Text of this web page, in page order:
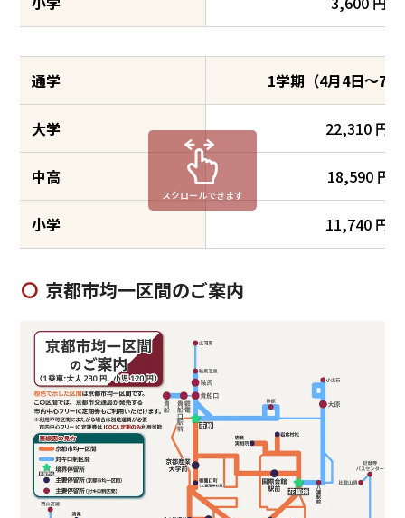
通学 1学期（4月4日～7
大学 22,310 円
中高 18,590 円
小学 11,740 円
スクロールできます
京都市均一区間のご案内